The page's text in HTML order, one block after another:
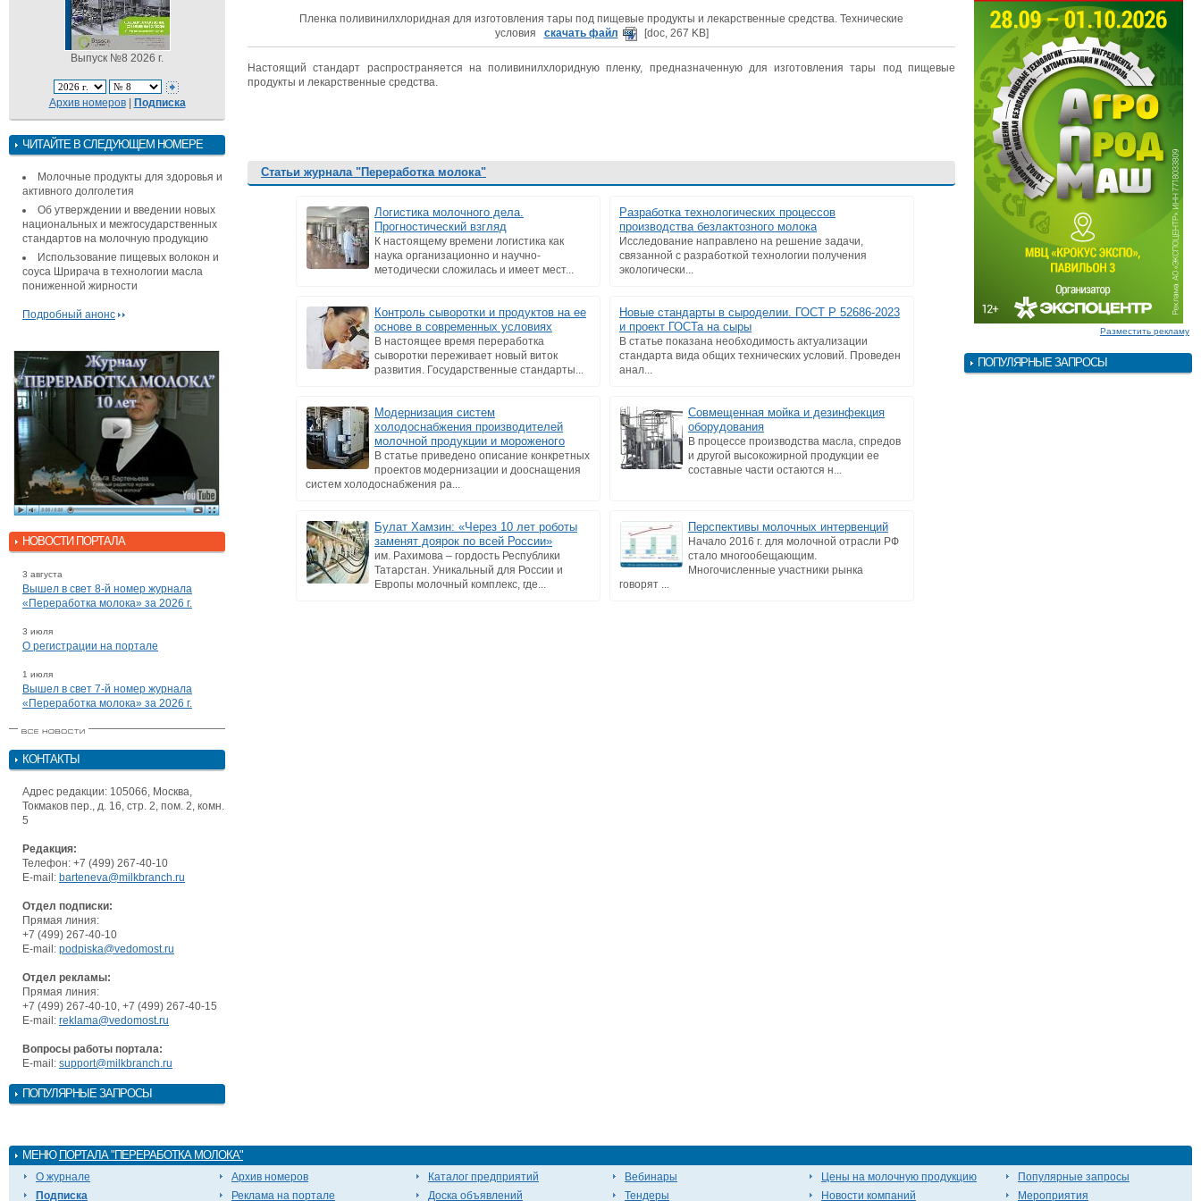
Выпуск №8 2026 г.
Архив номеров| Подписка
ЧИТАЙТЕ В СЛЕДУЮЩЕМ НОМЕРЕ
Молочные продукты для здоровья и
активного долголетия
Об утверждении и введении новых
национальных и межгосударственных
стандартов на молочную продукцию
Использование пищевых волокон и
соуса Шрирача в технологии масла
пониженной жирности
Подробный анонс
НОВОСТИ ПОРТАЛА
3 августа
Вышел в свет 8-й номер журнала
«Переработка молока» за 2026 г.
3 июля
О регистрации на портале
1 июля
Вышел в свет 7-й номер журнала
«Переработка молока» за 2026 г.
КОНТАКТЫ
Адрес редакции: 105066, Москва,
Токмаков пер., д. 16, стр. 2, пом. 2, комн.
5
Редакция:
Телефон: +7 (499) 267-40-10
E-mail: barteneva@milkbranch.ru
Отдел подписки:
Прямая линия:
+7 (499) 267-40-10
E-mail: podpiska@vedomost.ru
Отдел рекламы:
Прямая линия:
+7 (499) 267-40-10, +7 (499) 267-40-15
E-mail: reklama@vedomost.ru
Вопросы работы портала:
E-mail: support@milkbranch.ru
ПОПУЛЯРНЫЕ ЗАПРОСЫ
Пленка поливинилхлоридная для изготовления тары под пищевые продукты и лекарственные средства. Технические
условия скачать файл [doc, 267 KB]
Настоящий стандарт распространяется на поливинилхлоридную пленку, предназначенную для изготовления тары под пищевые
продукты и лекарственные средства.
Статьи журнала "Переработка молока"
Логистика молочного дела.
Прогностический взгляд
К настоящему времени логистика как
наука организационно и научно-
методически сложилась и имеет мест...
Разработка технологических процессов
производства безлактозного молока
Исследование направлено на решение задачи,
связанной с разработкой технологии получения
экологически...
Контроль сыворотки и продуктов на ее
основе в современных условиях
В настоящее время переработка
сыворотки переживает новый виток
развития. Государственные стандарты...
Новые стандарты в сыроделии. ГОСТ Р 52686-2023
и проект ГОСТа на сыры
В статье показана необходимость актуализации
стандарта вида общих технических условий. Проведен
анал...
Модернизация систем
холодоснабжения производителей
молочной продукции и мороженого
В статье приведено описание конкретных
проектов модернизации и дооснащения
систем холодоснабжения ра...
Совмещенная мойка и дезинфекция
оборудования
В процессе производства масла, спредов
и другой высокожирной продукции ее
составные части остаются н...
Булат Хамзин: «Через 10 лет роботы
заменят доярок по всей России»
им. Рахимова – гордость Республики
Татарстан. Уникальный для России и
Европы молочный комплекс, где...
Перспективы молочных интервенций
Начало 2016 г. для молочной отрасли РФ
стало многообещающим.
Многочисленные участники рынка
говорят ...
Разместить рекламу
ПОПУЛЯРНЫЕ ЗАПРОСЫ
МЕНЮ ПОРТАЛА "ПЕРЕРАБОТКА МОЛОКА"
О журнале
Подписка
Архив номеров
Реклама на портале
Каталог предприятий
Доска объявлений
Вебинары
Тендеры
Цены на молочную продукцию
Новости компаний
Популярные запросы
Мероприятия